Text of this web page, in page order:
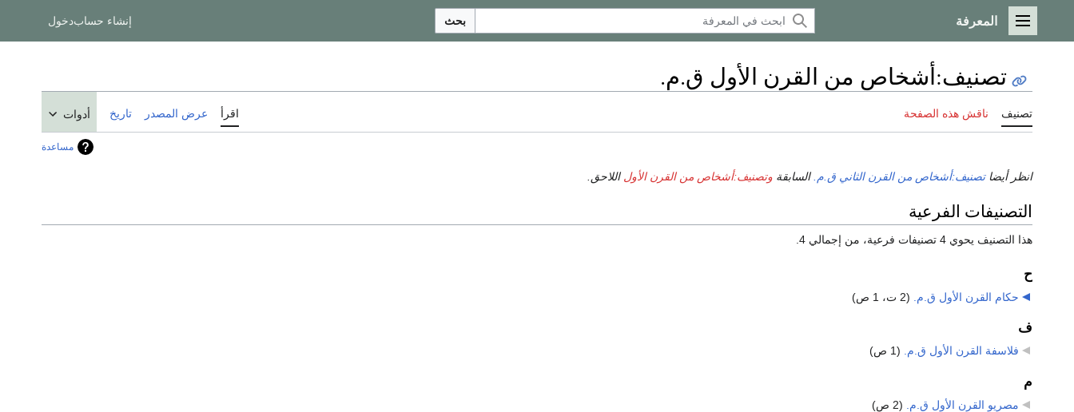
القائمة الرئيسية
المعرفة بحث إنشاء حسابدخول
تصنيف:أشخاص من القرن الأول ق.م.
تصنيف ناقش هذه الصفحة اقرأ عرض المصدر تاريخ أدوات
مساعدة
انظر أيضاتصنيف:أشخاص من القرن الثاني ق.م. السابقة وتصنيف:أشخاص من القرن الأول اللاحق.
التصنيفات الفرعية
هذا التصنيف يحوي 4 تصنيفات فرعية، من إجمالي 4.
ح
حكام القرن الأول ق.م. (2 ت، 1 ص)
ف
فلاسفة القرن الأول ق.م. (1 ص)
م
مصريو القرن الأول ق.م. (2 ص)